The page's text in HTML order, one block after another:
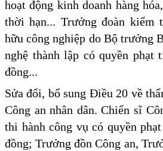
hoạt động kinh doanh hàng
thời hạn... Trưởng đoàn kiểm
hữu công nghiệp do Bộ trưởng
nghệ thành lập có quyền phạt
đồng...
Sửa đổi, bổ sung Điều 20 về
Công an nhân dân. Chiến sĩ
thi hành công vụ có quyền
đồng; Trưởng đồn Công an,